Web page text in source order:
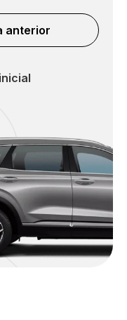
anterior